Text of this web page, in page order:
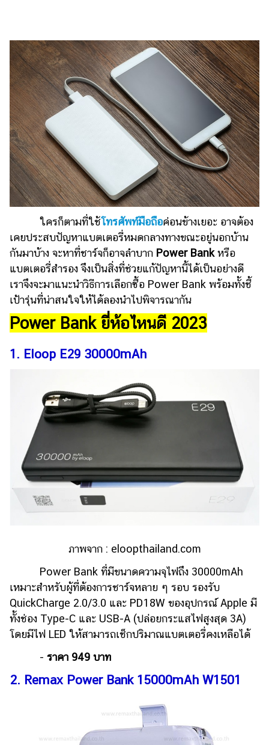
ไลฟ์
ไตล์
ดูด
วง
ผู้
หญิง
ผู้ชาย
สุขภาพ
ท่อง
สูตร
อาหาร
ช้อป
ปิ้ง
รถยนต์
บ้าน
ตกแต่ง
ราคา
ทอง
ราคา
น้ำมัน
แต่งงาน
แม่
และ
เลี้ยง
บริการ
ใครก็ตามที่ใช้โทรศัพท์มือถือค่อนข้างเยอะ อาจต้อง
เคยประสบปัญหาแบตเตอรี่หมดกลางทางขณะอยู่นอกบ้าน
กันมาบ้าง จะหาที่ชาร์จก็อาจลำบาก Power Bankหรือ
แบตเตอรี่สำรอง จึงเป็นสิ่งที่ช่วยแก้ปัญหานี้ได้เป็นอย่างดี
เราจึงจะมาแนะนำวิธีการเลือกซื้อ Power Bank พร้อมทั้งชี้
เป้ารุ่นที่น่าสนใจให้ได้ลองนำไปพิจารณากัน
Power Bank ยี่ห้อไหนดี 2023
1. Eloop E29 30000mAh
ภาพจาก : eloopthailand.com
Power Bank ที่มีขนาดความจุไฟถึง 30000mAh
เหมาะสำหรับผู้ที่ต้องการชาร์จหลาย ๆ รอบ รองรับ
QuickCharge 2.0/3.0 และ PD18W ของอุปกรณ์ Apple มี
ทั้งช่อง Type-C และ USB-A (ปล่อยกระแสไฟสูงสุด 3A)
โดยมีไฟ LED ให้สามารถเช็กปริมาณแบตเตอรี่คงเหลือได้
- ราคา 949 บาท
2. Remax Power Bank 15000mAh W1501